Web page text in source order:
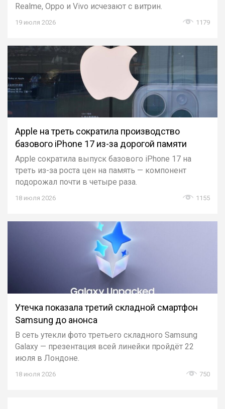
Realme, Oppo и Vivo исчезают с витрин.
19 июля 2026 1179
Apple на треть сократила производство
базового iPhone 17 из-за дорогой памяти
Apple сократила выпуск базового iPhone 17 на
треть из-за роста цен на память — компонент
подорожал почти в четыре раза.
18 июля 2026 1155
Утечка показала третий складной смартфон
Samsung до анонса
В сеть утекли фото третьего складного Samsung
Galaxy — презентация всей линейки пройдёт 22
июля в Лондоне.
18 июля 2026 750